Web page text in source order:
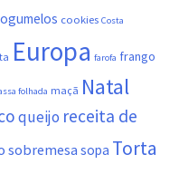
cookies Costa
Europa farofa frango
folhada maçã Natal
queijo receita de
sobremesa sopa Torta